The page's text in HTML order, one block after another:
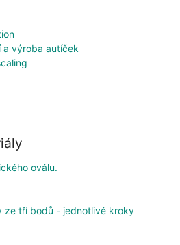
a výroba autíček
oválu.
ze tří bodů - jednotlivé kroky